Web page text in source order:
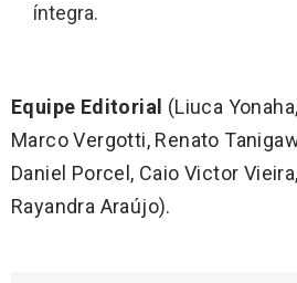
íntegra.
Equipe Editorial (Liuca
Marco Vergotti, Renato
Daniel Porcel, Caio Victor
Rayandra Araújo).